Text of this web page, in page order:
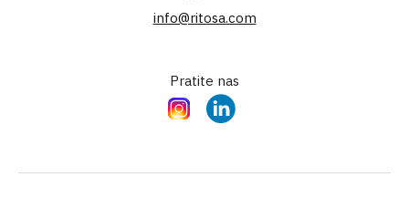
info@ritosa.com
Pratite nas
InstagramLinkedIn